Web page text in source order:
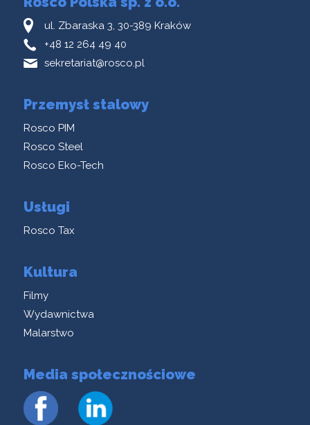
ul. Zbaraska 3, 30-389 Kraków
+48 12 264 49 40
sekretariat@rosco.pl
Przemysł stalowy
Rosco PIM
Rosco Steel
Rosco Eko-Tech
Usługi
Rosco Tax
Kultura
Filmy
Wydawnictwa
Malarstwo
Media społecznościowe